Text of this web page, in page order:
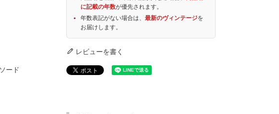
ード
に記載の年数が優先されます。
年数表記がない場合は、最新のヴィンテージを
お届けします。
レビューを書く